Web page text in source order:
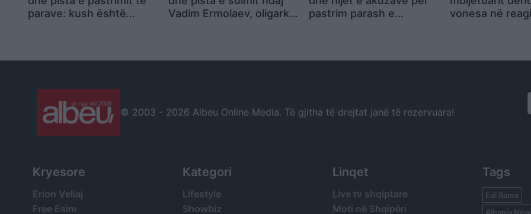
parave: kush është
Vadim Ermolaev, oligarkut
pastrim parash e
vonesa në
© 2003 - 2026 Albeu Online Media. Të gjitha të drejtat janë të rezervuara!
Kryesore
Erion Veliaj
Free Esim
Kategori
Lifestyle
Showbiz
Linqet
Live tv shqiptare
Moti në Shqipëri
Tags
Edi Rama